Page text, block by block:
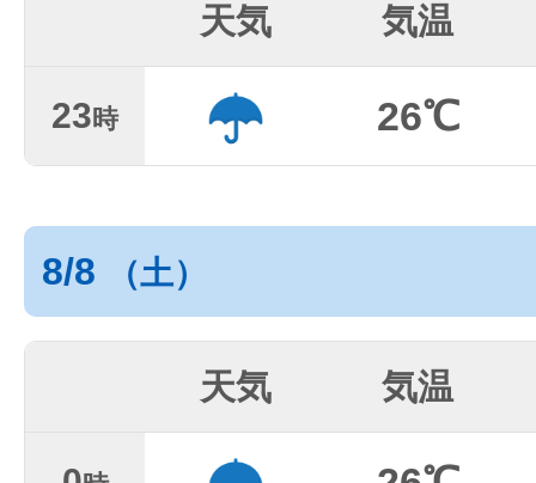
天気 気温
23時 26℃
8/8 （土）
天気 気温